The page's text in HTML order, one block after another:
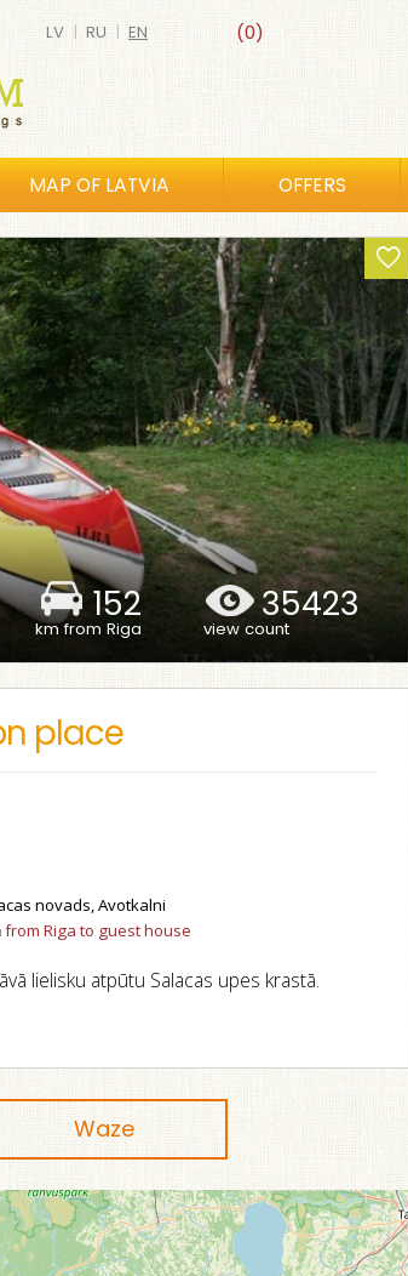
(0)
LV | RU | EN
MAP OF LATVIA OFFERS
152
km from Riga
35423
view count
place
novads, Avotkalni
from Riga to guest house
lielisku atpūtu Salacas upes krastā.
Waze